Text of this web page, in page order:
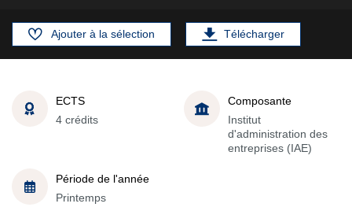
Ajouter à la sélection Télécharger
ECTS
4 crédits
Composante
Institut
d'administration des
entreprises (IAE)
Période de l'année
Printemps